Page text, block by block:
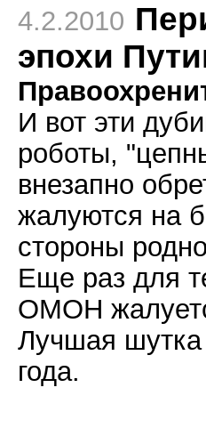
4.2.2010
эпохи
И вот эти
роботы,
внезапно
жалуются на
стороны
Еще раз для
ОМОН
Лучшая шутка
года.